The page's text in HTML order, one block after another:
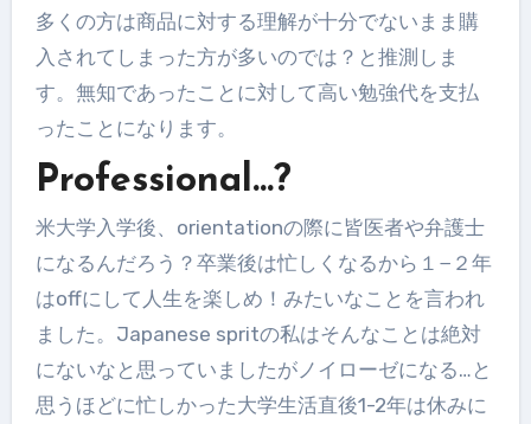
多くの方は商品に対する理解が十分でないまま購
入されてしまった方が多いのでは？と推測しま
す。無知であったことに対して高い勉強代を支払
ったことになります。
Professional…?
米大学入学後、orientationの際に皆医者や弁護士
になるんだろう？卒業後は忙しくなるから１−２年
はoffにして人生を楽しめ！みたいなことを言われ
ました。Japanese spritの私はそんなことは絶対
にないなと思っていましたがノイローゼになる…と
思うほどに忙しかった大学生活直後1-2年は休みに